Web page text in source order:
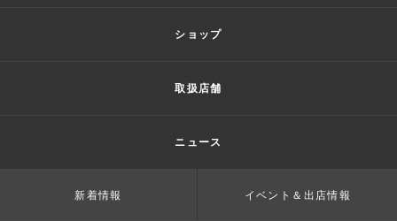
ショップ
取扱店舗
ニュース
新着情報 イベント＆出店情報